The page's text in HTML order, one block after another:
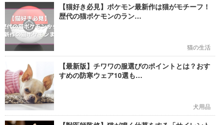
【猫好き必見】ポケモン最新作は猫がモチーフ！
歴代の猫ポケモンのラン…
猫の生活
【最新版】チワワの服選びのポイントとは？おす
すめの防寒ウェア10選も…
犬用品